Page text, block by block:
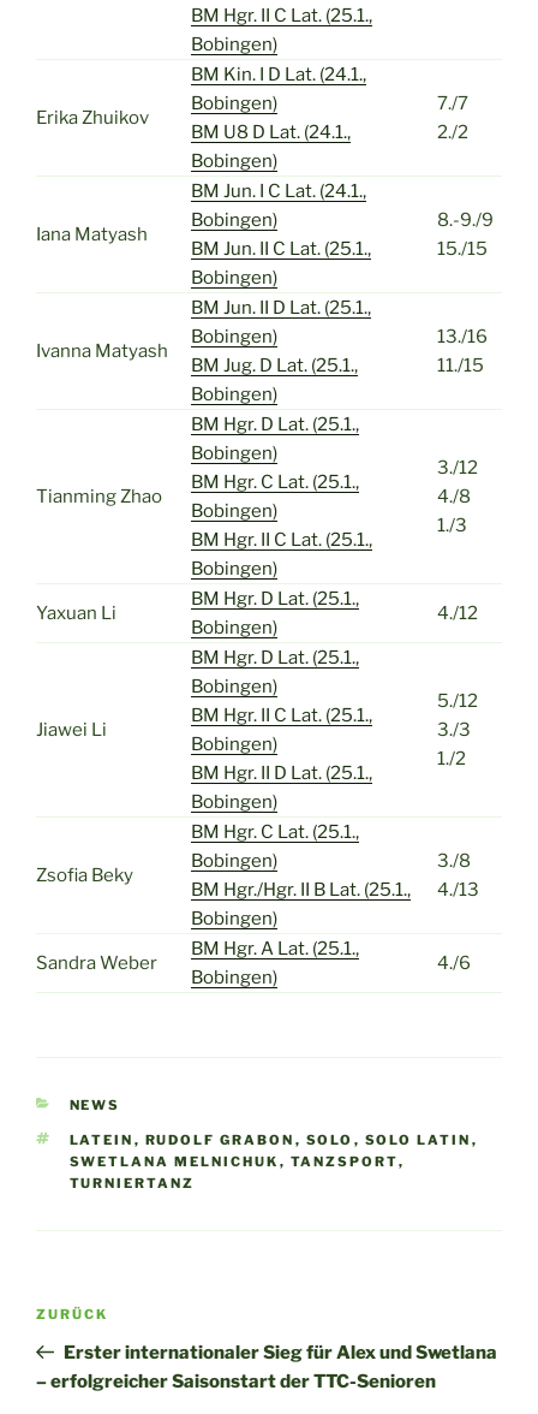
BM Hgr. II C Lat. (25.1.,
Bobingen)
Erika Zhuikov
BM Kin. I D Lat. (24.1.,
Bobingen)
BM U8 D Lat. (24.1.,
Bobingen)
7./7
2./2
Iana Matyash
BM Jun. I C Lat. (24.1.,
Bobingen)
BM Jun. II C Lat. (25.1.,
Bobingen)
8.-9./9
15./15
Ivanna Matyash
BM Jun. II D Lat. (25.1.,
Bobingen)
BM Jug. D Lat. (25.1.,
Bobingen)
13./16
11./15
Tianming Zhao
BM Hgr. D Lat. (25.1.,
Bobingen)
BM Hgr. C Lat. (25.1.,
Bobingen)
BM Hgr. II C Lat. (25.1.,
Bobingen)
3./12
4./8
1./3
Yaxuan Li
BM Hgr. D Lat. (25.1.,
Bobingen)
4./12
Jiawei Li
BM Hgr. D Lat. (25.1.,
Bobingen)
BM Hgr. II C Lat. (25.1.,
Bobingen)
BM Hgr. II D Lat. (25.1.,
Bobingen)
5./12
3./3
1./2
Zsofia Beky
BM Hgr. C Lat. (25.1.,
Bobingen)
BM Hgr./Hgr. II B Lat. (25.1.,
Bobingen)
3./8
4./13
Sandra Weber
BM Hgr. A Lat. (25.1.,
Bobingen)
4./6
KATEGORIEN
NEWS
SCHLAGWÖRTER
LATEIN , RUDOLF GRABON , SOLO , SOLO LATIN ,
SWETLANA MELNICHUK , TANZSPORT,
TURNIERTANZ
Beitragsnavigation
Vorheriger
Beitrag
ZURÜCK
Erster internationaler Sieg für Alex und Swetlana
– erfolgreicher Saisonstart der TTC-Senioren